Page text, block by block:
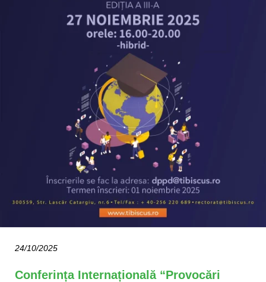
Conferința Internațională “Provocări
24/10/2025